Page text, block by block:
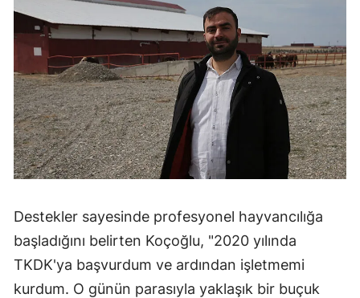
Destekler sayesinde profesyonel hayvancılığa
başladığını belirten Koçoğlu, "2020 yılında
TKDK'ya başvurdum ve ardından işletmemi
kurdum. O günün parasıyla yaklaşık bir buçuk